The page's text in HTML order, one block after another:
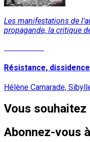
Les manifestations de
propagande, la critique
Résistance,
Hélène Camarade,
Vous
Abonnez-vous